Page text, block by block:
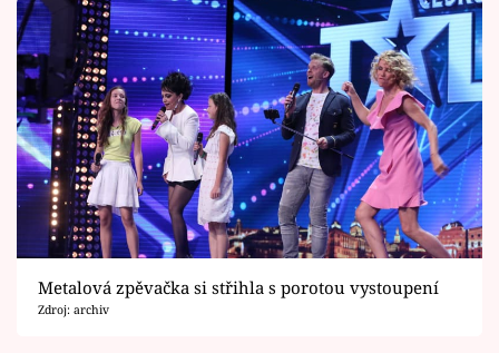
Vztahy
Seriály
Horoskopy
Sledujte prima+
Filmový festival Karlovy Vary
Pořady
Metalová zpěvačka si střihla s porotou vystoupení
Zdroj: archiv